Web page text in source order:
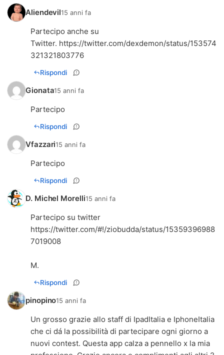
Aliendevil15 anni fa
Partecipo anche su
Twitter. https://twitter.com/dexdemon/status/153574
321321803776
Rispondi
Gionata15 anni fa
Partecipo
Rispondi
Vfazzari15 anni fa
Partecipo
Rispondi
D. Michel Morelli15 anni fa
https://twitter.com/#!/ziobudda/status/15359396988
7019008
M.
Rispondi
pinopino15 anni fa
Un grosso grazie allo staff di IpadItalia e IphoneItalia
che ci dá la possibilità di partecipare ogni giorno a
nuovi contest. Questa app calza a pennello x la mia